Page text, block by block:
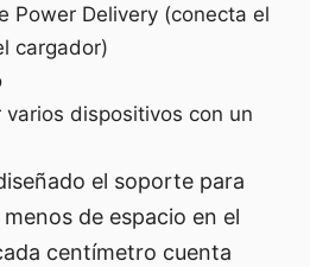
Power Delivery (conecta el
cargador)
dispositivos con un
el soporte para
de espacio en el
centímetro cuenta